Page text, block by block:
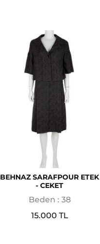
BEHNAZ SARAFPOUR ETEK
- CEKET
Beden : 38
15.000 TL